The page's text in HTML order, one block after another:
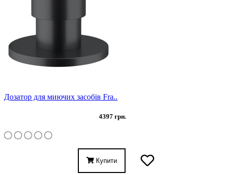
Дозатор для миючих засобів Fra..
4397 грн.
Купити